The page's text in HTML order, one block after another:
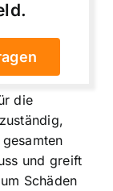
die
und greift
Schäden